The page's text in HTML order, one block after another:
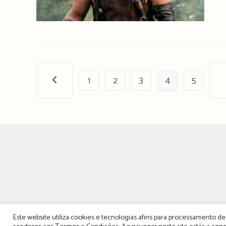
Página anterior
1 2 3 4 5
TERMOS, CONDIÇÕES
Este website utiliza cookies e tecnologias afins para processamento